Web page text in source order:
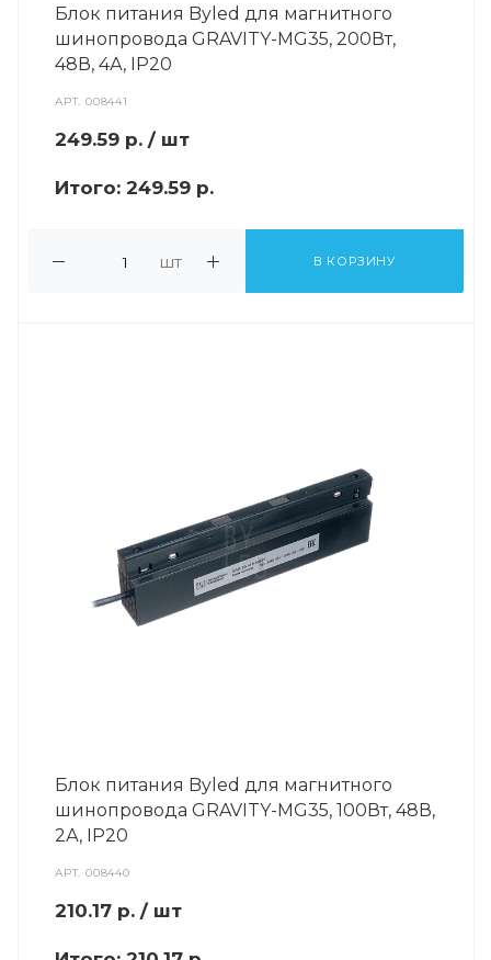
Блок питания Byled для магнитного
шинопровода GRAVITY-MG35, 200Вт,
48В, 4А, IP20
АРТ.008441
249.59 р. / шт
Итого: 249.59 р.
шт В КОРЗИНУ
Блок питания Byled для магнитного
шинопровода GRAVITY-MG35, 100Вт, 48В,
2А, IP20
АРТ.008440
210.17 р. / шт